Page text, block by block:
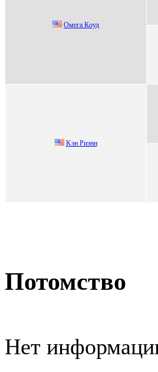
Oмегa Кoуд
Kэн Риэнн
Потомство
Нет